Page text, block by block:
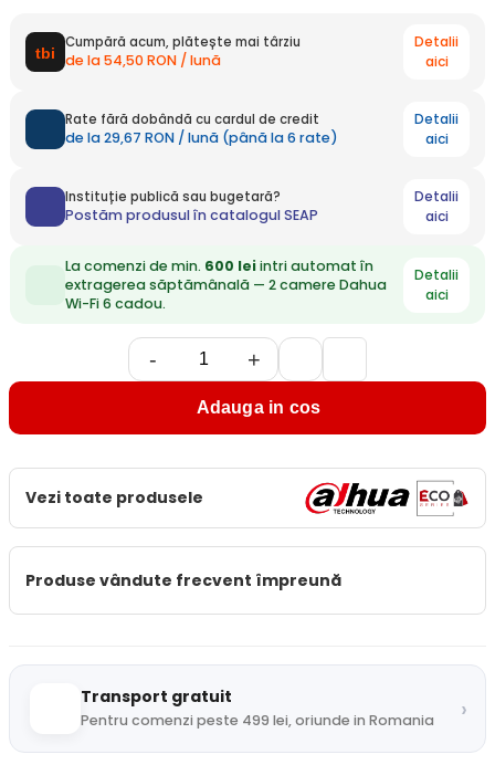
Cumpără acum, plătește mai târziu
de la 54,50 RON / lună
Detalii
aici
Rate fără dobândă cu cardul de credit
de la 29,67 RON / lună (până la 6 rate)
Detalii
aici
Instituție publică sau bugetară?
Postăm produsul în catalogul SEAP
Detalii
aici
La comenzi de min. 600 leiintri automat în
extragerea săptămânală — 2 camere Dahua
Wi-Fi 6 cadou.
Detalii
aici
- +
Adauga in cos
Vezi toate produsele
Produse vândute frecvent împreună
Transport gratuit
Pentru comenzi peste 499 lei, oriunde in Romania ›